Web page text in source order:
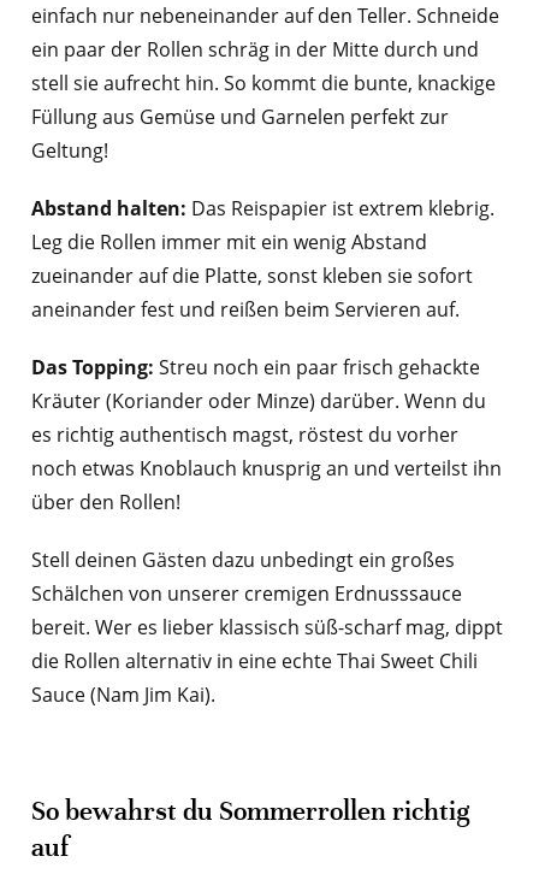
einfach nur nebeneinander auf den Teller. Schneide
ein paar der Rollen schräg in der Mitte durch und
stell sie aufrecht hin. So kommt die bunte, knackige
Füllung aus Gemüse und Garnelen perfekt zur
Geltung!
Abstand halten: Das Reispapier ist extrem klebrig.
Leg die Rollen immer mit ein wenig Abstand
zueinander auf die Platte, sonst kleben sie sofort
aneinander fest und reißen beim Servieren auf.
Das Topping: Streu noch ein paar frisch gehackte
Kräuter (Koriander oder Minze) darüber. Wenn du
es richtig authentisch magst, röstest du vorher
noch etwas Knoblauch knusprig an und verteilst ihn
über den Rollen!
Stell deinen Gästen dazu unbedingt ein großes
Schälchen von unserer cremigen Erdnusssauce
bereit. Wer es lieber klassisch süß-scharf mag, dippt
die Rollen alternativ in eine echte Thai Sweet Chili
Sauce (Nam Jim Kai).
So bewahrst du Sommerrollen richtig
auf